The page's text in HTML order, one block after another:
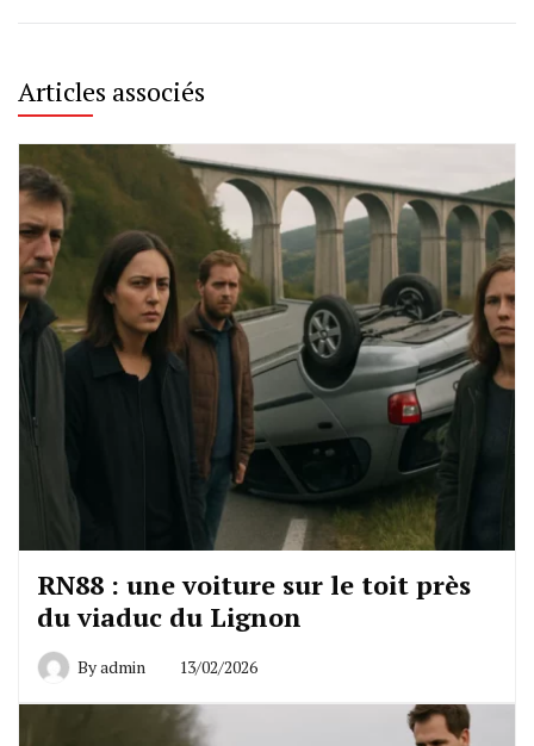
Articles associés
RN88 : une voiture sur le toit près
du viaduc du Lignon
Byadmin 13/02/2026